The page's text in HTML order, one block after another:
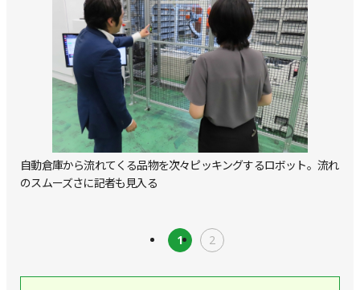
自動倉庫から流れてくる品物を次々ピッキングするロボット。流れ
のスムーズさに記者も見入る
1 2